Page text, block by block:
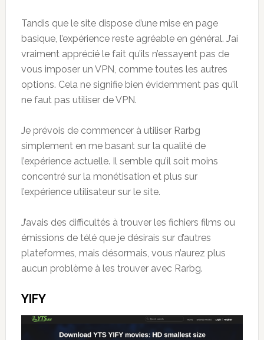
Tandis que le site dispose d’une mise en page
basique, l’expérience reste agréable en général. J’ai
vraiment apprécié le fait qu’ils n’essayent pas de
vous imposer un VPN, comme toutes les autres
options. Cela ne signifie bien évidemment pas qu’il
ne faut pas utiliser de VPN.
Je prévois de commencer à utiliser Rarbg
simplement en me basant sur la qualité de
l’expérience actuelle. Il semble qu’il soit moins
concentré sur la monétisation et plus sur
l’expérience utilisateur sur le site.
J’avais des difficultés à trouver les fichiers films ou
émissions de télé que je désirais sur d’autres
plateformes, mais désormais, vous n’aurez plus
aucun problème à les trouver avec Rarbg.
YIFY